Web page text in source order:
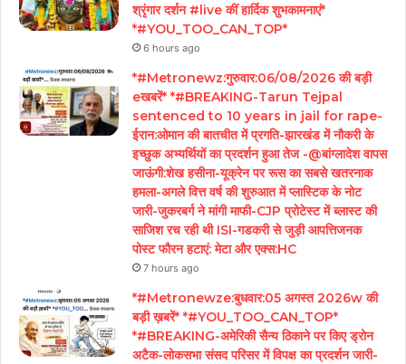
श्रृंगार दर्शन #live कीं हार्दिक शुभकामनाएं*
*#YOU_TOO_CAN_TOP*
6 hours ago
*#Metronewz:गुरुवार:06/08/2026 की बड़ी
eखबरें* *#BREAKING-Tarun Tejpal
sentenced to 10 years in jail for rape-
ईरान:ओमान की बातचीत में प्रगति-झारखंड में नौकरी के
इच्छुक अभ्यर्थियों का प्रदर्शन हुआ तेज -@बांग्लादेश वापस
जाऊंगी:शेख हसीना-यूक्रेन पर रूस का सबसे खतरनाक
हमला-अगले वित्त वर्ष की शुरुआत में प्लास्टिक के नोट
जारी-जुकरबर्ग ने मांगी माफी-CJP प्रोटेस्ट में ब्लास्ट की
साजिश रच रही थी ISI-गडकरी से जुड़ी आपत्तिजनक
पोस्ट फौरन हटाएं: मेटा और एक्स:HC
7 hours ago
*#Metronewze:बुधवार:05 अगस्त 2026w की
बड़ी ख़बरें* *#YOU_TOO_CAN_TOP*
*#BREAKING-अमेरिकी सैन्य ठिकाने पर किए ड्रोन
अटैक-लोकसभा संसद परिसर में विपक्ष का प्रदर्शन जारी-